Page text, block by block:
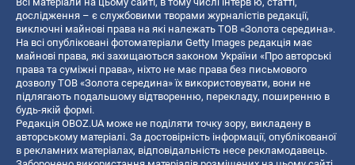
дослідження – є службовими творами журналістів редакції,
виключні майнові права на які належать ТОВ «Золота середина».
На всі опубліковані фотоматеріали Getty Images редакція має
майнові права, які захищаються законом України «Про авторські
права та суміжні права», ніхто не має права без письмового
дозволу ТОВ «Золота середина» їх використовувати, вони не
підлягають подальшому відтворенню, перекладу, поширенню в
будь-якій формі.
Редакція OBOZ.UA може не поділяти точку зору, викладену в
авторському матеріалі. За достовірність інформації, опублікованої
в рекламних матеріалах, відповідальність несе рекламодавець.